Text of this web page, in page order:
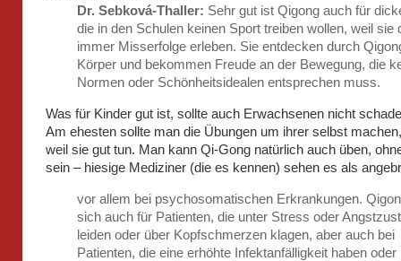
Dr. Sebková-Thaller: Sehr gut ist Qigong auch für
die in den Schulen keinen Sport treiben wollen, weil sie
immer Misserfolge erleben. Sie entdecken durch
Körper und bekommen Freude an der Bewegung, die
Normen oder Schönheitsidealen entsprechen muss.
Was für Kinder gut ist, sollte auch Erwachsenen nicht
Am ehesten sollte man die Übungen um ihrer selbst
weil sie gut tun. Man kann Qi-Gong natürlich auch üben,
sein – hiesige Mediziner (die es kennen) sehen es als
vor allem bei psychosomatischen Erkrankungen.
sich auch für Patienten, die unter Stress oder
leiden oder über Kopfschmerzen klagen, aber auch bei
Patienten, die eine erhöhte Infektanfälligkeit haben oder